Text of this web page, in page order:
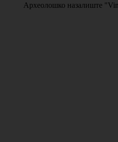
Археолошко назалиште